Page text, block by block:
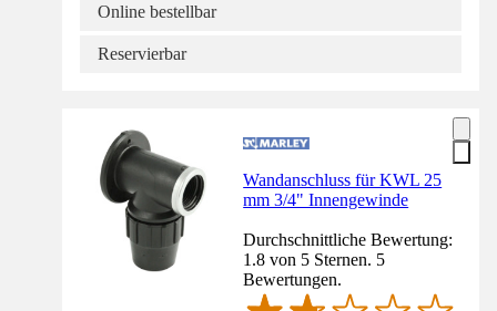
Online bestellbar
Reservierbar
Wandanschluss für KWL 25
mm 3/4" Innengewinde
Durchschnittliche Bewertung:
1.8 von 5 Sternen. 5
Bewertungen.